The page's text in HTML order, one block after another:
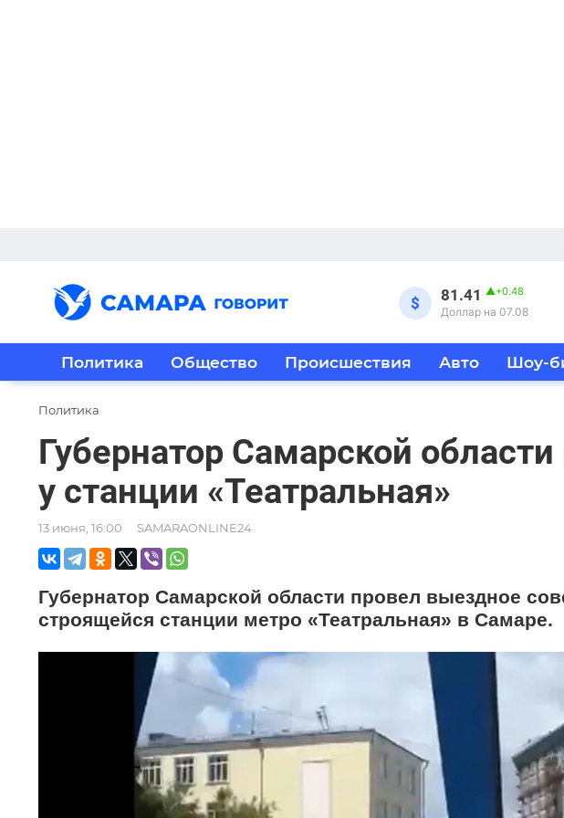
$ 81.41 ▲+0.48
Доллар на 07.08
Политика Общество Происшествия Авто Шоу-
Политика
Губернатор Самарской
у станции «Театральная»
13 июня, 16:00 SAMARAONLINE24
Губернатор Самарской области провел выездное
строящейся станции метро «Театральная» в Самаре.